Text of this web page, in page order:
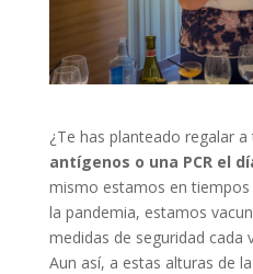
¿Te has planteado regalar
antígenos o una PCR el
mismo estamos en
la pandemia, estamos
medidas de seguridad cada
Aun así, a estas alturas de